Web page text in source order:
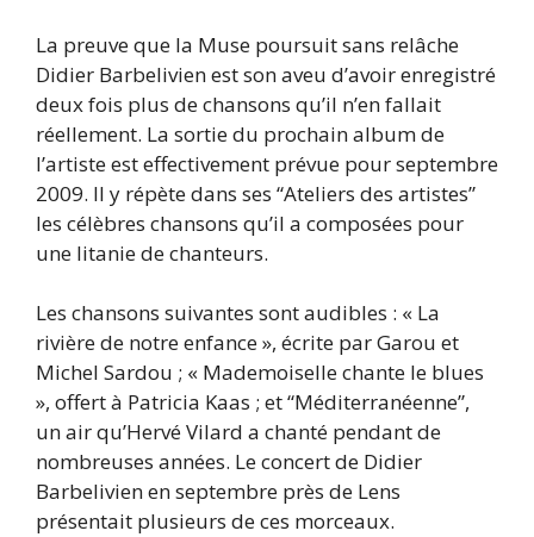
La preuve que la Muse poursuit sans relâche
Didier Barbelivien est son aveu d’avoir enregistré
deux fois plus de chansons qu’il n’en fallait
réellement. La sortie du prochain album de
l’artiste est effectivement prévue pour septembre
2009. Il y répète dans ses “Ateliers des artistes”
les célèbres chansons qu’il a composées pour
une litanie de chanteurs.
Les chansons suivantes sont audibles : « La
rivière de notre enfance », écrite par Garou et
Michel Sardou ; « Mademoiselle chante le blues
», offert à Patricia Kaas ; et “Méditerranéenne”,
un air qu’Hervé Vilard a chanté pendant de
nombreuses années. Le concert de Didier
Barbelivien en septembre près de Lens
présentait plusieurs de ces morceaux.